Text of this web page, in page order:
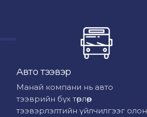
Авто тээвэр
Mанай компани нь авто
тээврийн бүх төрлөөр
тээвэрлэлтийн үйлчилгээг олон